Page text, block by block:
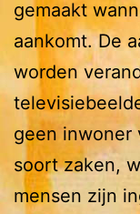
gemaakt
aankomt. De
worden
geen inwoner
soort zaken,
mensen zijn